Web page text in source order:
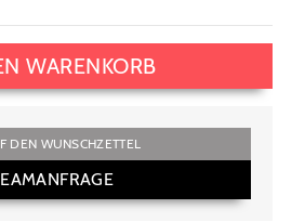
WARENKORB
DEN WUNSCHZETTEL